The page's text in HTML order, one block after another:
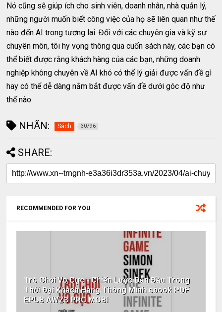
Nó cũng sẽ giúp ích cho sinh viên, doanh nhân, nhà quản lý,
những người muốn biết công việc của họ sẽ liên quan như thế
nào đến AI trong tương lai. Đối với các chuyên gia và kỹ sư
chuyên môn, tôi hy vọng thông qua cuốn sách này, các bạn có
thể biết được rằng khách hàng của các bạn, những doanh
nghiệp không chuyên về AI khó có thể lý giải được vấn đề gì
hay có thể dễ dàng nắm bắt được vấn đề dưới góc độ như
thế nào.
NHÃN: Sách 30796
SHARE:
RECOMMENDED FOR YOU
Trò Chơi Vô Cực - Chiến Lược Dẫn Đầu Trong
Thời Đại Khách Hàng Thông Minh ebook PDF
EPUB AWZ3 PRC MOBI